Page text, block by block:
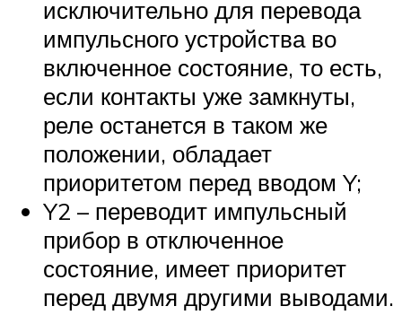
исключительно для перевода
импульсного устройства во
включенное состояние, то есть,
если контакты уже замкнуты,
реле останется в таком же
положении, обладает
приоритетом перед вводом Y;
Y2 – переводит импульсный
прибор в отключенное
состояние, имеет приоритет
перед двумя другими выводами.